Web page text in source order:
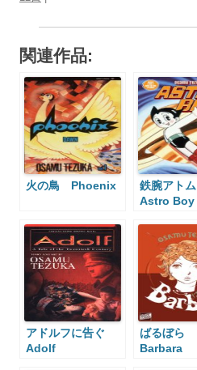
関連作品:
火の鳥 Phoenix
鉄腕アト
Astro Boy
アドルフに告ぐ
Adolf
ばるぼら
Barbara